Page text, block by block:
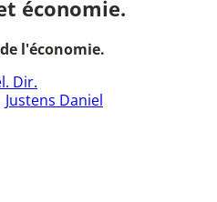
économie.
l'économie.
Dir.
Justens Daniel